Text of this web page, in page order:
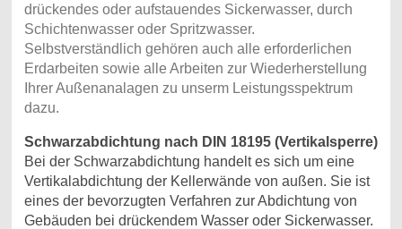
drückendes oder aufstauendes Sickerwasser, durch
Schichtenwasser oder Spritzwasser.
Selbstverständlich gehören auch alle erforderlichen
Erdarbeiten sowie alle Arbeiten zur Wiederherstellung
Ihrer Außenanalagen zu unserm Leistungsspektrum
dazu.
Schwarzabdichtung nach DIN 18195 (Vertikalsperre)
Bei der Schwarzabdichtung handelt es sich um eine
Vertikalabdichtung der Kellerwände von außen. Sie ist
eines der bevorzugten Verfahren zur Abdichtung von
Gebäuden bei drückendem Wasser oder Sickerwasser.